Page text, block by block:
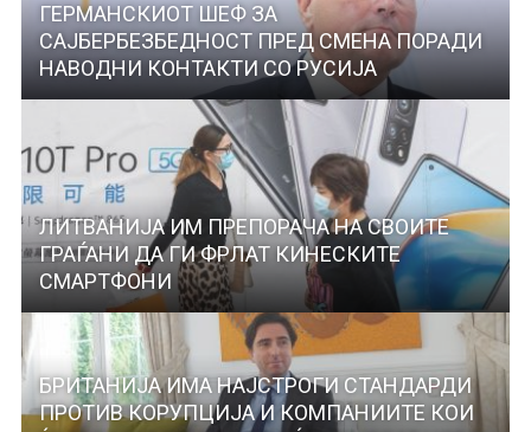
ГЕРМАНСКИОТ ШЕФ ЗА
САЈБЕРБЕЗБЕДНОСТ ПРЕД СМЕНА ПОРАДИ
НАВОДНИ КОНТАКТИ СО РУСИЈА
ЛИТВАНИЈА ИМ ПРЕПОРАЧА НА СВОИТЕ
ГРАЃАНИ ДА ГИ ФРЛАТ КИНЕСКИТЕ
СМАРТФОНИ
БРИТАНИЈА ИМА НАЈСТРОГИ СТАНДАРДИ
ПРОТИВ КОРУПЦИЈА И КОМПАНИИТЕ КОИ